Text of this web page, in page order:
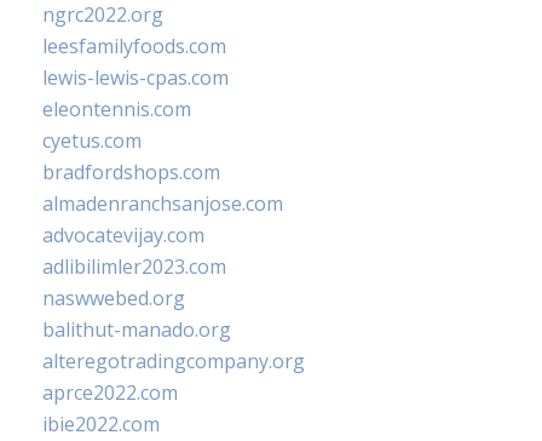
ngrc2022.org
leesfamilyfoods.com
lewis-lewis-cpas.com
eleontennis.com
cyetus.com
bradfordshops.com
almadenranchsanjose.com
advocatevijay.com
adlibilimler2023.com
naswwebed.org
balithut-manado.org
alteregotradingcompany.org
aprce2022.com
ibie2022.com